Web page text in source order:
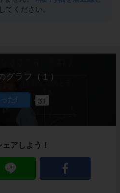
てください。
グラフ（１）
31
アしよう！